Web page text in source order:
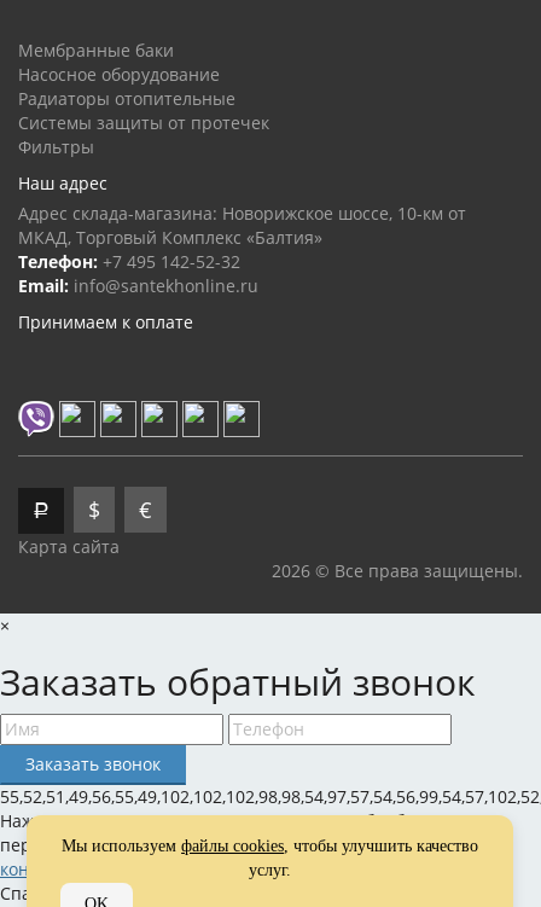
Мембранные баки
Насосное оборудование
Радиаторы отопительные
Системы защиты от протечек
Фильтры
Наш адрес
Адрес склада-магазина: Новорижское шоссе, 10-км от
МКАД, Торговый Комплекс «Балтия»
Телефон: +7 495 142-52-32
Email: info@santekhonline.ru
Принимаем к оплате
Р $ €
Карта сайта
2026 © Все права защищены.
Мы используемфайлы cookies, чтобы улучшить качество
услуг.
×
Заказать обратный звонок
Нажимая на кнопку, вы даете согласие на обработку своих
персональных данных и соглашаетесь сполитикой
конфиденциальности
Спасибо за оставленную заявку!